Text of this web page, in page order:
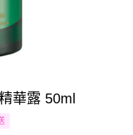
華露 50ml